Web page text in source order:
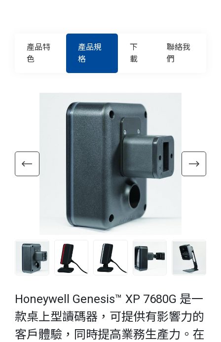
產品特
色
產品規
格
下
載
聯絡我
們
Honeywell Genesis™ XP 7680G 是一
款桌上型讀碼器，可提供有影響力的
客戶體驗，同時提高業務生產力。在